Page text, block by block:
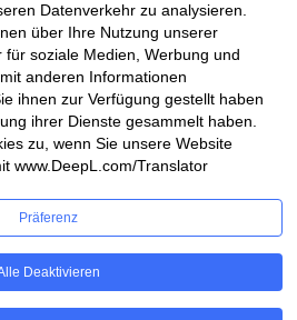
Facebook
Datenverkehr zu analysieren.
über Ihre Nutzung unserer
soziale Medien, Werbung und
anderen Informationen
ihnen zur Verfügung gestellt haben
ihrer Dienste gesammelt haben.
zu, wenn Sie unsere Website
www.DeepL.com/Translator
Präferenz
Deaktivieren